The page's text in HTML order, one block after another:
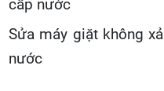
cấp nước
Sửa máy giặt không xả
nước